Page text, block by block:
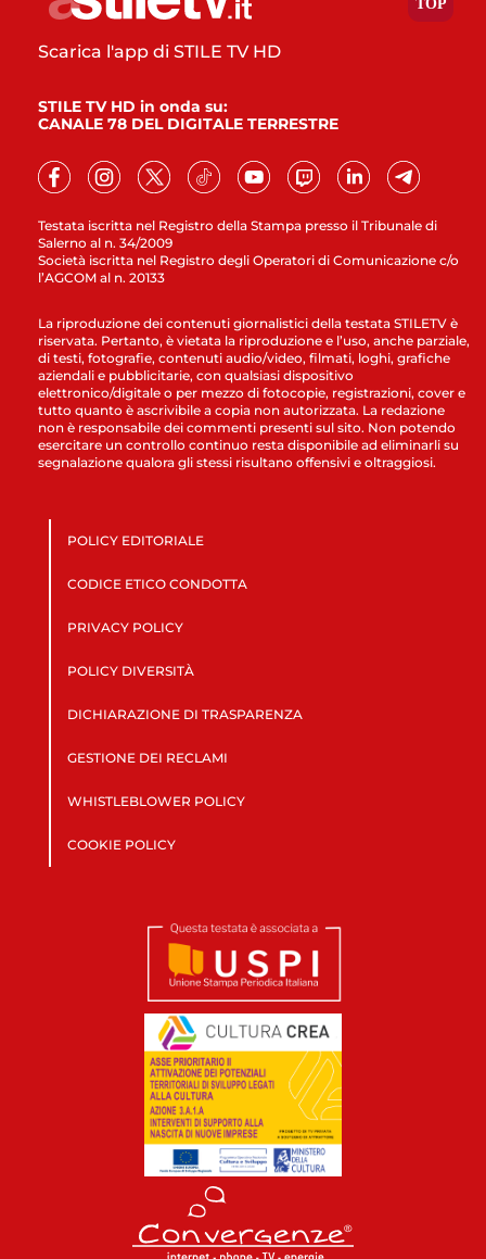
Testata iscritta nel Registro della Stampa presso il Tribunale di
Salerno al n. 34/2009
Società iscritta nel Registro degli Operatori di Comunicazione c/o
l’AGCOM al n. 20133
Scarica l'app di STILE TV HD
STILE TV HD in onda su:
CANALE 78 DEL DIGITALE TERRESTRE
La riproduzione dei contenuti giornalistici della testata STILETV è
riservata. Pertanto, è vietata la riproduzione e l’uso, anche parziale,
di testi, fotografie, contenuti audio/video, filmati, loghi, grafiche
aziendali e pubblicitarie, con qualsiasi dispositivo
elettronico/digitale o per mezzo di fotocopie, registrazioni, cover e
tutto quanto è ascrivibile a copia non autorizzata. La redazione
non è responsabile dei commenti presenti sul sito. Non potendo
esercitare un controllo continuo resta disponibile ad eliminarli su
segnalazione qualora gli stessi risultano offensivi e oltraggiosi.
POLICY EDITORIALE
CODICE ETICO CONDOTTA
PRIVACY POLICY
POLICY DIVERSITÀ
DICHIARAZIONE DI TRASPARENZA
GESTIONE DEI RECLAMI
WHISTLEBLOWER POLICY
COOKIE POLICY